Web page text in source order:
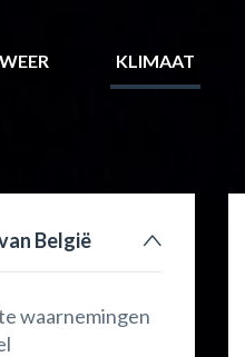
WEER KLIMAAT
België
waarnemingen